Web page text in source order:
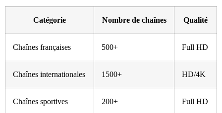
Catégorie Nombre de chaînes Qualité
Chaînes françaises 500+ Full HD
Chaînes internationales 1500+ HD/4K
Chaînes sportives 200+ Full HD